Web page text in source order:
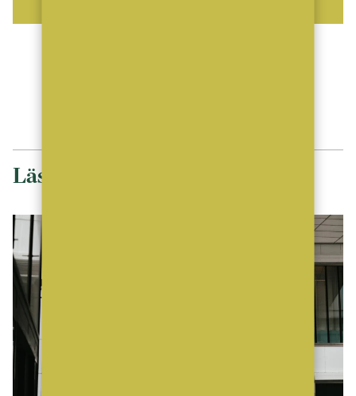
Läs mer